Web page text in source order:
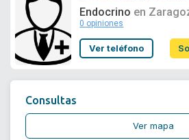
Soporte
Endocrino en
0 opiniones
Ver teléfono
Consultas
Ver mapa